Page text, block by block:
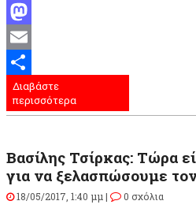
Facebook
Mastodon
Email
Μοιραστείτε
Διαβάστε
περισσότερα
Βασίλης Τσίρκας: Τώρα
για να ξελασπώσουμε
18/05/2017, 1:40 μμ | 0 σχόλια